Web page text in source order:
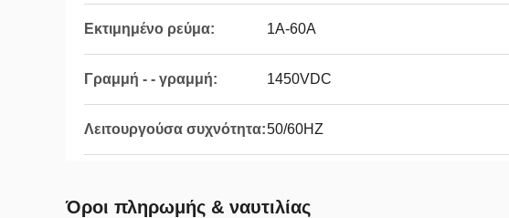
Εκτιμημένο ρεύμα: 1Α-60Α
Γραμμή - - γραμμή: 1450VDC
Λειτουργούσα συχνότητα:50/60HZ
Όροι πληρωμής & ναυτιλίας